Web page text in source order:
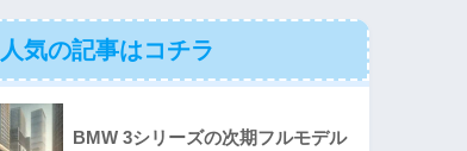
人気の記事はコチラ
BMW 3シリーズの次期フルモデル